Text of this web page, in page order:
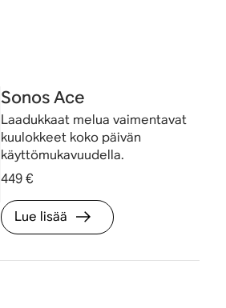
Sonos Ace
Laadukkaat melua vaimentavat
kuulokkeet koko päivän
käyttömukavuudella.
449 €
Lue lisää